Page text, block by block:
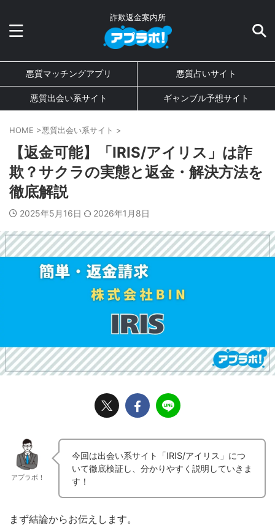
詐欺返金案内所
悪質マッチングアプリ 悪質占いサイト
悪質出会い系サイト ギャンブル予想サイト
HOME >悪質出会い系サイト >
【返金可能】「IRIS/アイリス」は詐
欺？サクラの実態と返金・解決方法を
徹底解説
2025年5月16日 2026年1月8日
アプラボ！
今回は出会い系サイト「IRIS/アイリス」につ
いて徹底検証し、分かりやすく説明していきま
す！
まず結論からお伝えします。